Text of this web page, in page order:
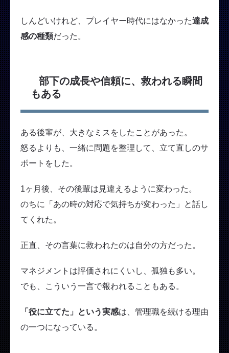
しんどいけれど、プレイヤー時代にはなかった達成
感の種類だった。
部下の成長や信頼に、救われる瞬間
もある
ある後輩が、大きなミスをしたことがあった。
怒るよりも、一緒に問題を整理して、立て直しのサ
ポートをした。
1ヶ月後、その後輩は見違えるように変わった。
のちに「あの時の対応で気持ちが変わった」と話し
てくれた。
正直、その言葉に救われたのは自分の方だった。
マネジメントは評価されにくいし、孤独も多い。
でも、こういう一言で報われることもある。
「役に立てた」という実感は、管理職を続ける理由
の一つになっている。